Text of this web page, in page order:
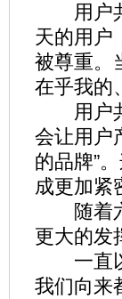
用户共
天的用户
被尊重。
在乎我的
用户共
会让用户
的品牌”
成更加紧
随着六
更大的发
一直以
我们向来